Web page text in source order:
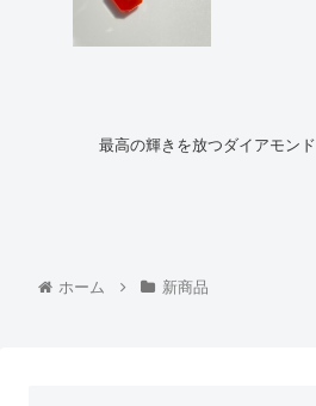
最高の輝きを放つダイアモンド
ホーム 新商品